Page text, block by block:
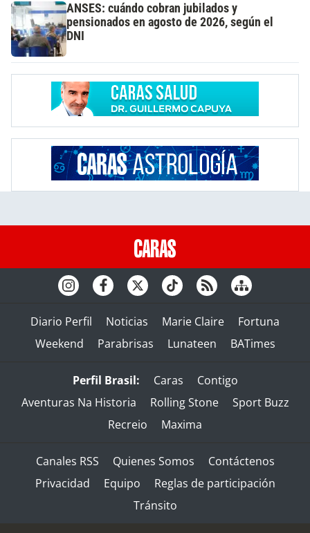
ANSES: cuándo cobran jubilados y
pensionados en agosto de 2026, según el
DNI
Diario Perfil Noticias Marie Claire
Fortuna
Weekend
Parabrisas Lunateen BATimes
Perfil Brasil: Caras
Contigo
Aventuras Na Historia
Rolling Stone
Sport Buzz
Recreio
Maxima
Canales RSS Quienes Somos
Contáctenos
Privacidad
Equipo
Reglas de participación
Tránsito